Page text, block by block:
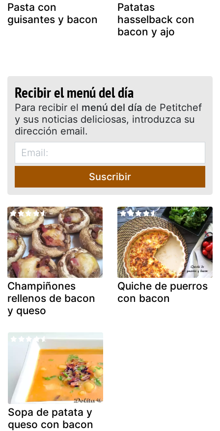
Pasta con
guisantes y bacon
Patatas
hasselback con
bacon y ajo
Recibir el menú del día
Para recibir el menú del día de Petitchef
y sus noticias deliciosas, introduzca su
dirección email.
Suscribir
Champiñones
rellenos de bacon
y queso
Quiche de puerros
con bacon
Sopa de patata y
queso con bacon